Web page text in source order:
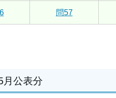
問57
月公表分